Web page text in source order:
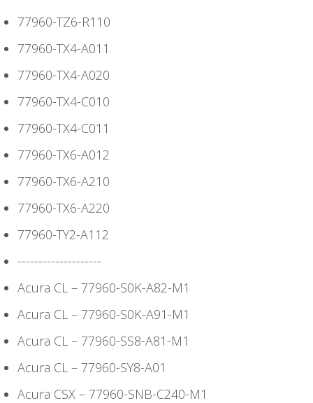
77960-TZ6-R110
77960-TX4-A011
77960-TX4-A020
77960-TX4-C010
77960-TX4-C011
77960-TX6-A012
77960-TX6-A210
77960-TX6-A220
77960-TY2-A112
--------------------
Acura CL – 77960-S0K-A82-M1
Acura CL – 77960-S0K-A91-M1
Acura CL – 77960-SS8-A81-M1
Acura CL – 77960-SY8-A01
Acura CSX – 77960-SNB-C240-M1